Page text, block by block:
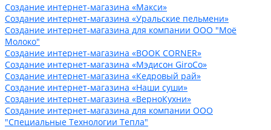
Создание интернет-магазина «Макси»
Создание интернет-магазина «Уральские пельмени»
Создание интернет-магазина для компании ООО "Моё
Молоко"
Создание интернет-магазина «BOOK CORNER»
Создание интернет-магазина «Мэдисон GiroCo»
Создание интернет-магазина «Кедровый рай»
Создание интернет-магазина «Наши суши»
Создание интернет-магазина «ВерноКухни»
Создание интернет-магазина для компании ООО
"Cпециальные Технологии Тепла"